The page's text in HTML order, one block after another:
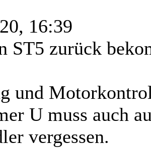
16:39
ST5 zurück
und
U muss auch
vergessen.